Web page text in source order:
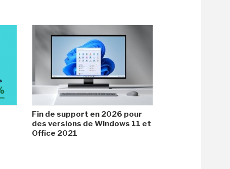
Fin de support en 2026 pour
des versions de Windows 11 et
Office 2021